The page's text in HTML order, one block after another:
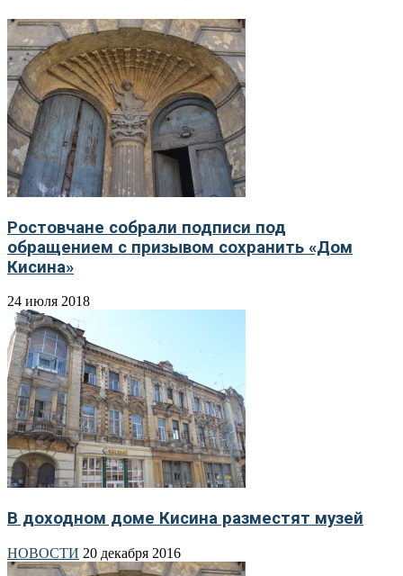
Ростовчане собрали подписи под
обращением с призывом сохранить «Дом
Кисина»
24 июля 2018
В доходном доме Кисина разместят музей
НОВОСТИ 20 декабря 2016